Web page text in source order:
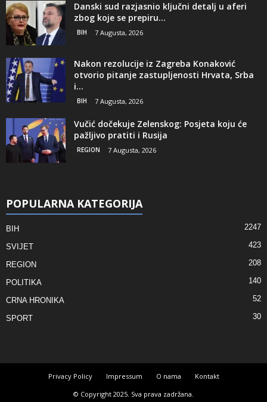
Danski sud razjasnio ključni detalj u aferi
zbog koje se prepiru...
BIH 7 Augusta, 2026
Nakon rezolucije iz Zagreba Konaković
otvorio pitanje zastupljenosti Hrvata, Srba
i...
BIH 7 Augusta, 2026
Vučić dočekuje Zelenskog: Posjeta koju će
pažljivo pratiti i Rusija
REGION 7 Augusta, 2026
POPULARNA KATEGORIJA
BIH 2247
SVIJET 423
REGION 208
POLITIKA 140
CRNA HRONIKA 52
SPORT 30
Privacy Policy Impressum O nama
Kontakt
© Copyright 2025. Sva prava zadržana.